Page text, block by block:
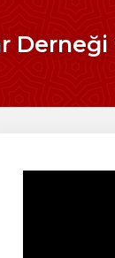
Derneği